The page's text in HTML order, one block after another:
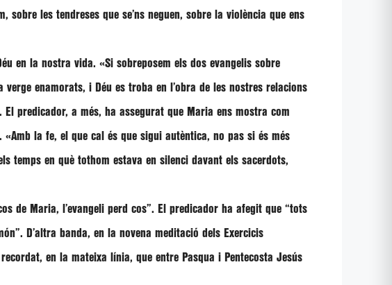
les tendreses que se’ns neguen, sobre la violència que ens
en la nostra vida. «Si sobreposem els dos evangelis sobre
enamorats, i Déu es troba en l’obra de les nostres relacions
El predicador, a més, ha assegurat que Maria ens mostra com
la fe, el que cal és que sigui autèntica, no pas si és més
temps en què tothom estava en silenci davant els sacerdots,
de Maria, l’evangeli perd cos”. El predicador ha afegit que “tots
. D’altra banda, en la novena meditació dels Exercicis
en la mateixa línia, que entre Pasqua i Pentecosta Jesús